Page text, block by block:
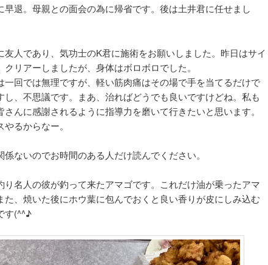
早退。母親との面会の為に帰省です。後は土井君に任せまし
友人であり、気功士のK君に施術をお願いしました。昨日はサイ
リアーしましたが、身体はボロボロでした。
一回では無理ですが、軽い筋肉痛はその場で手を当てるだけで
し、不思議です。まあ、治ればどうでも良いですけどね。私も
んに感謝されるように指導力を磨いて行きたいと思います。
るからなー。
ないのでお時間のある人だけ読んでください。
り名人の彼が釣って来たアマゴです。これだけ油が乗ったアマ
た、焼いた後にホウ葉に包んでおくと良い香りが皮にしみ込む
す(^^♪